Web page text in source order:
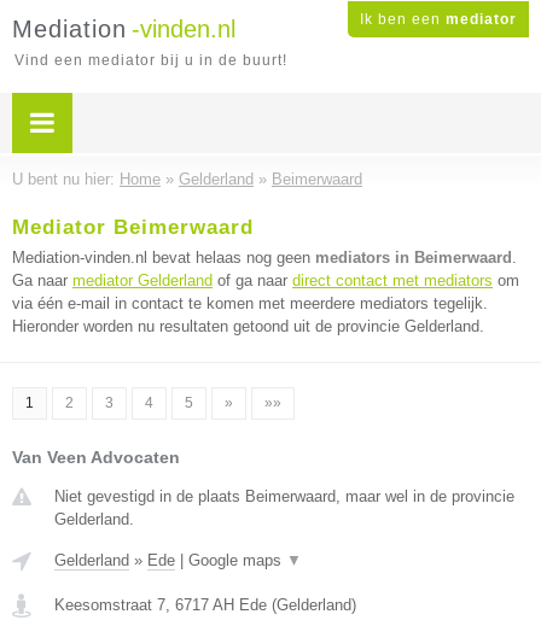
Ik ben een mediator
Mediation -vinden.nl
Vind een mediator bij u in de buurt!
U bent nu hier: Home » Gelderland » Beimerwaard
Mediator Beimerwaard
Mediation-vinden.nl bevat helaas nog geen mediators in Beimerwaard .
Ga naar mediator Gelderland of ga naar direct contact met mediators om
via één e-mail in contact te komen met meerdere mediators tegelijk.
Hieronder worden nu resultaten getoond uit de provincie Gelderland.
1 2 3 4 5 » »»
Van Veen Advocaten
Niet gevestigd in de plaats Beimerwaard, maar wel in de provincie
Gelderland.
Gelderland » Ede Google maps ▼
Keesomstraat 7, 6717 AH Ede (Gelderland)